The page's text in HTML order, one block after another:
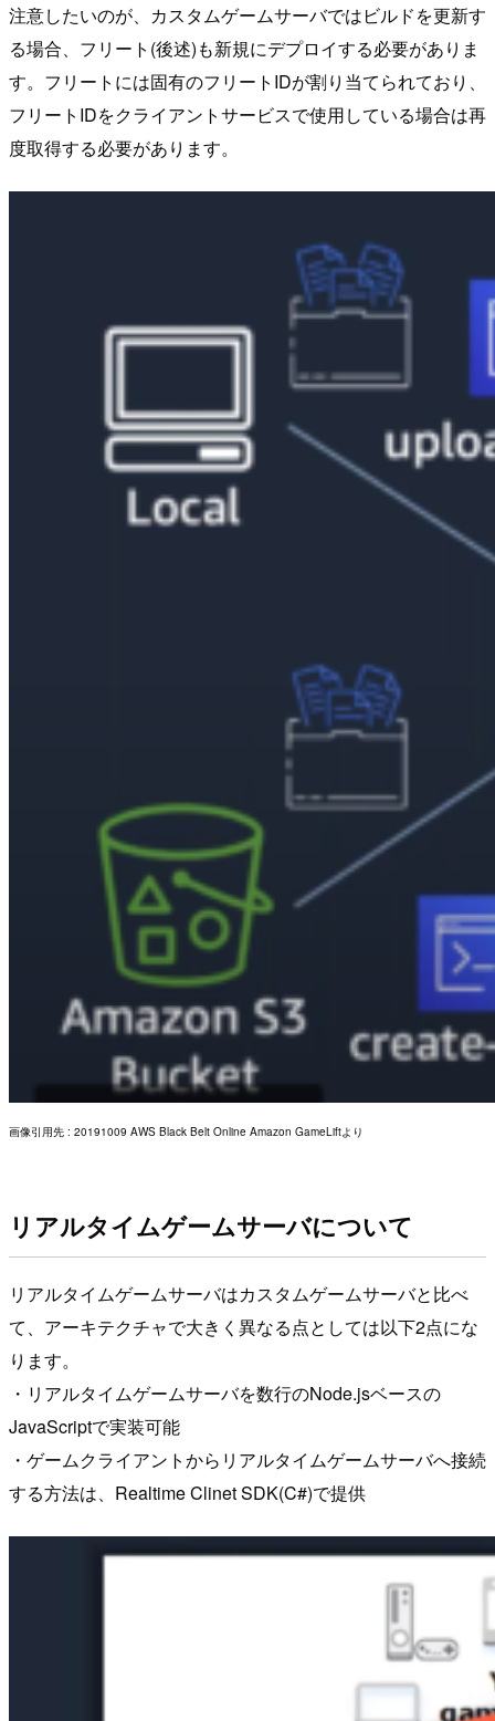
注意したいのが、カスタムゲームサーバではビルドを更新す
る場合、フリート(後述)も新規にデプロイする必要がありま
す。フリートには固有のフリートIDが割り当てられており、
フリートIDをクライアントサービスで使用している場合は再
度取得する必要があります。
画像引用先 : 20191009 AWS Black Belt Online Amazon GameLiftより
リアルタイムゲームサーバについて
リアルタイムゲームサーバはカスタムゲームサーバと比べ
て、アーキテクチャで大きく異なる点としては以下2点にな
ります。
・リアルタイムゲームサーバを数行のNode.jsベースの
JavaScriptで実装可能
・ゲームクライアントからリアルタイムゲームサーバへ接続
する方法は、Realtime Clinet SDK(C#)で提供